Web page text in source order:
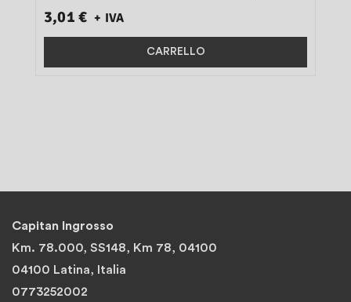
3,01 € + IVA
CARRELLO
Capitan Ingrosso
Km. 78.000, SS148, Km 78, 04100
04100 Latina, Italia
0773252002